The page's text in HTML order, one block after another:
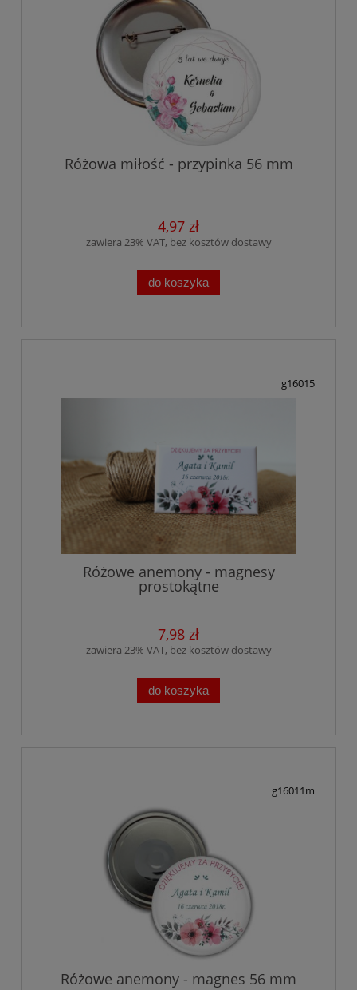
Różowa miłość - przypinka 56 mm
4,97 zł
zawiera 23% VAT, bez kosztów dostawy
do koszyka
g16015
Różowe anemony - magnesy
prostokątne
7,98 zł
zawiera 23% VAT, bez kosztów dostawy
do koszyka
g16011m
Różowe anemony - magnes 56 mm